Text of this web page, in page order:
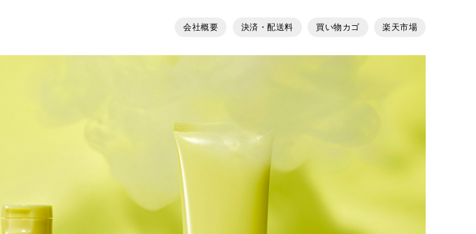
会社概要 決済・配送料 買い物カゴ 楽天市場